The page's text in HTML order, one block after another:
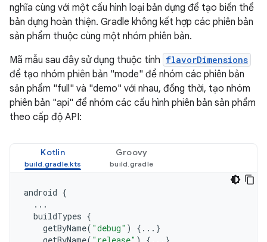
nghĩa cùng với một cấu hình loại bản dựng để tạo biến thể
bản dựng hoàn thiện. Gradle không kết hợp các phiên bản
sản phẩm thuộc cùng một nhóm phiên bản.
Mã mẫu sau đây sử dụng thuộc tính flavorDimensions
để tạo nhóm phiên bản "mode" để nhóm các phiên bản
sản phẩm "full" và "demo" với nhau, đồng thời, tạo nhóm
phiên bản "api" để nhóm các cấu hình phiên bản sản phẩm
theo cấp độ API:
Kotlin Groovy
android {
...
buildTypes {
getByName( "debug" )
{...}